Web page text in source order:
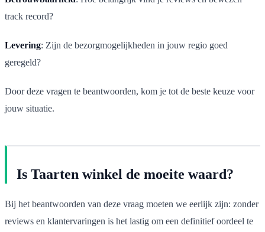
track record?
Levering: Zijn de bezorgmogelijkheden in jouw regio goed
geregeld?
Door deze vragen te beantwoorden, kom je tot de beste keuze voor
jouw situatie.
Is Taarten winkel de moeite waard?
Bij het beantwoorden van deze vraag moeten we eerlijk zijn: zonder
reviews en klantervaringen is het lastig om een definitief oordeel te